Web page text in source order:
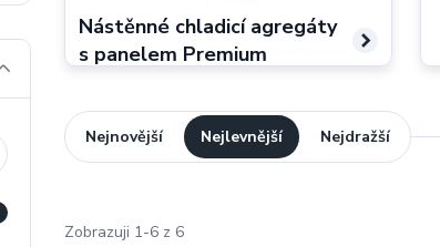
Nástěnné chladicí agregáty
s panelem Premium
Nejnovější Nejlevnější Nejdražší
Zobrazuji 1-6 z 6